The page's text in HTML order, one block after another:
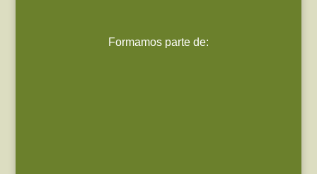
Formamos parte de: